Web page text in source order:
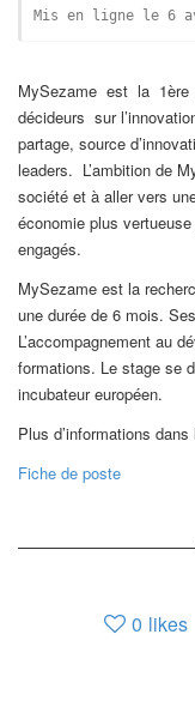
Mis en ligne le 6
MySezame est la
décideurs sur
partage, source
leaders. L’ambition de
société et à aller vers
économie plus
engagés.
MySezame est la
une durée de 6 mois.
L’accompagnement au
formations. Le stage se
incubateur européen.
Plus d’informations
Fiche de poste
0 likes